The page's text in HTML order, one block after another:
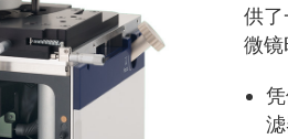
供
微镜